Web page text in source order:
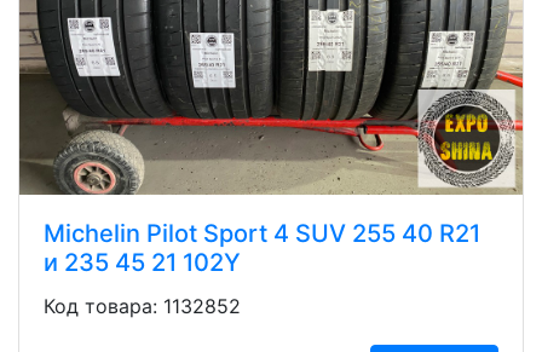
Michelin Pilot Sport 4 SUV 255 40 R21
и 235 45 21 102Y
Код товара: 1132852